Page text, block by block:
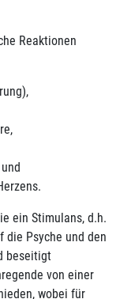
Reaktionen
ein Stimulans, d.h.
die Psyche und den
beseitigt
von einer
wobei für